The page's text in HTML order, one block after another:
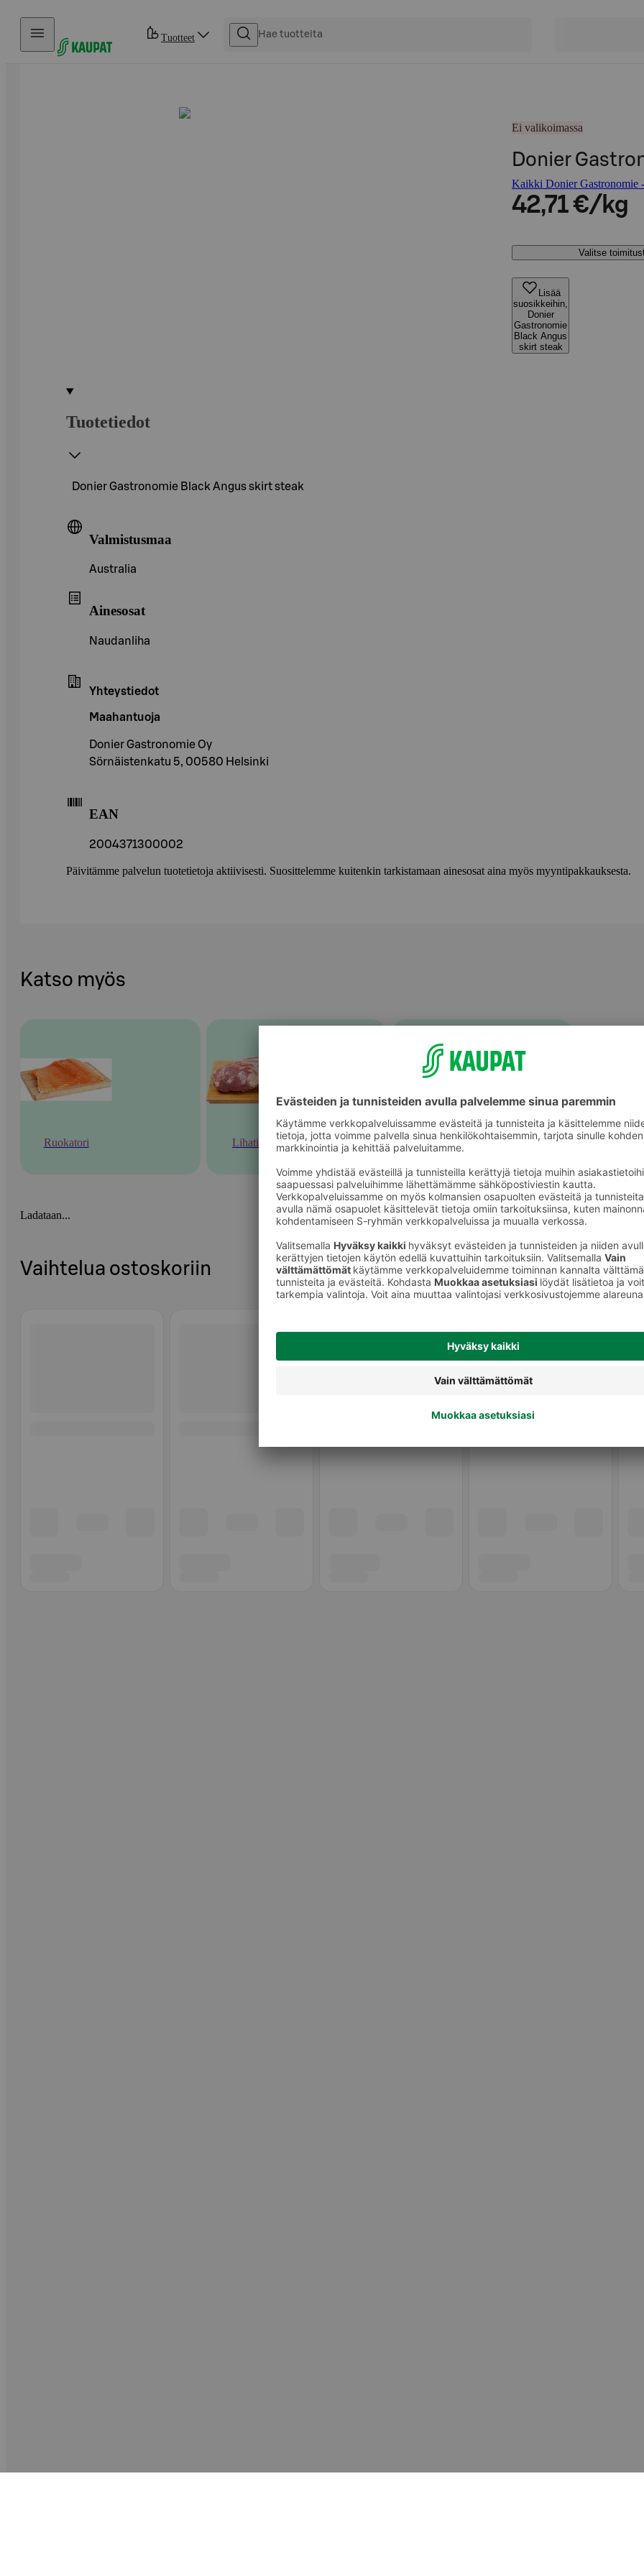
Hyppää sisältöön
Tuotteet
Ei valikoimassa
Donier
Kaikki Donier Gastronomie
42,71 €/kg
Valitse
Lisää
suosikkeihin,
Donier
Gastronomie
Black Angus
skirt steak
Tuotetiedot
Donier Gastronomie Black Angus skirt steak
Valmistusmaa
Australia
Ainesosat
Naudanliha
Yhteystiedot
Maahantuoja
Donier Gastronomie Oy
Sörnäistenkatu 5, 00580 Helsinki
EAN
2004371300002
Päivitämme palvelun tuotetietoja aktiivisesti. Suosittelemme kuitenkin tarkistamaan ainesosat aina myös myyntipakkauksesta.
Katso myös
Ruokatori Lihatiski Nauta
Ladataan...
Vaihtelua ostoskoriin